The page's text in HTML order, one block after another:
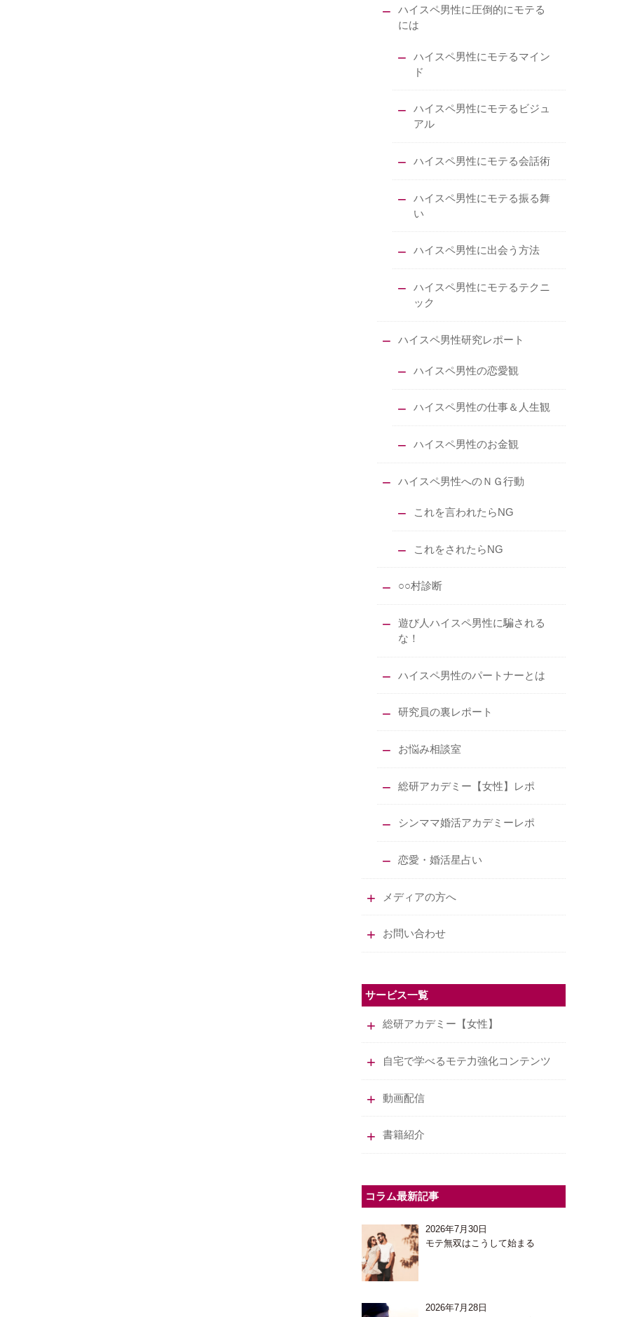
ハイスペ男性に圧倒的にモテる
には
ハイスペ男性にモテるマイン
ド
ハイスペ男性にモテるビジュ
アル
ハイスペ男性にモテる会話術
ハイスペ男性にモテる振る舞
い
ハイスペ男性に出会う方法
ハイスペ男性にモテるテクニ
ック
ハイスペ男性研究レポート
ハイスペ男性の恋愛観
ハイスペ男性の仕事＆人生観
ハイスペ男性のお金観
ハイスペ男性へのＮＧ行動
これを言われたらNG
これをされたらNG
○○村診断
遊び人ハイスペ男性に騙される
な！
ハイスペ男性のパートナーとは
研究員の裏レポート
お悩み相談室
総研アカデミー【女性】レポ
シンママ婚活アカデミーレポ
恋愛・婚活星占い
メディアの方へ
お問い合わせ
サービス一覧
総研アカデミー【女性】
自宅で学べるモテ力強化コンテンツ
動画配信
書籍紹介
コラム最新記事
2026年7月30日
モテ無双はこうして始まる
2026年7月28日